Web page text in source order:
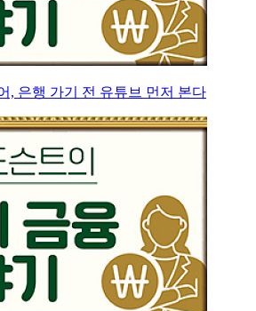
, 은행 가기 전 유튜브 먼저 본다